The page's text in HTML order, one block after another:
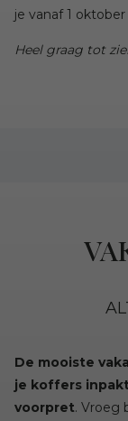
je vanaf 1
Heel graag tot
De mooiste
je koffers
voorpret. Vroeg